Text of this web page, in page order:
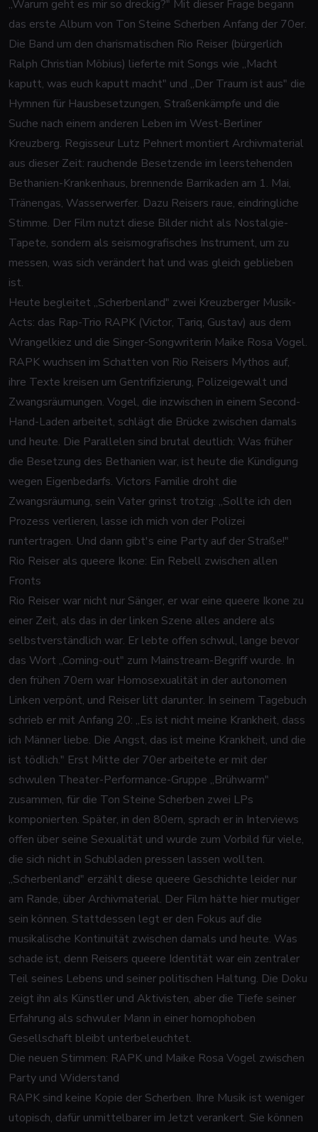
„Warum geht es mir so dreckig?" Mit dieser Frage begann
das erste Album von Ton Steine Scherben Anfang der 70er.
Die Band um den charismatischen Rio Reiser (bürgerlich
Ralph Christian Möbius) lieferte mit Songs wie „Macht
kaputt, was euch kaputt macht" und „Der Traum ist aus" die
Hymnen für Hausbesetzungen, Straßenkämpfe und die
Suche nach einem anderen Leben im West-Berliner
Kreuzberg. Regisseur Lutz Pehnert montiert Archivmaterial
aus dieser Zeit: rauchende Besetzende im leerstehenden
Bethanien-Krankenhaus, brennende Barrikaden am 1. Mai,
Tränengas, Wasserwerfer. Dazu Reisers raue, eindringliche
Stimme. Der Film nutzt diese Bilder nicht als Nostalgie-
Tapete, sondern als seismografisches Instrument, um zu
messen, was sich verändert hat und was gleich geblieben
ist.
Heute begleitet „Scherbenland" zwei Kreuzberger Musik-
Acts: das Rap-Trio RAPK (Victor, Tariq, Gustav) aus dem
Wrangelkiez und die Singer-Songwriterin Maike Rosa Vogel.
RAPK wuchsen im Schatten von Rio Reisers Mythos auf,
ihre Texte kreisen um Gentrifizierung, Polizeigewalt und
Zwangsräumungen. Vogel, die inzwischen in einem Second-
Hand-Laden arbeitet, schlägt die Brücke zwischen damals
und heute. Die Parallelen sind brutal deutlich: Was früher
die Besetzung des Bethanien war, ist heute die Kündigung
wegen Eigenbedarfs. Victors Familie droht die
Zwangsräumung, sein Vater grinst trotzig: „Sollte ich den
Prozess verlieren, lasse ich mich von der Polizei
runtertragen. Und dann gibt's eine Party auf der Straße!"
Rio Reiser als queere Ikone: Ein Rebell zwischen allen
Fronts
Rio Reiser war nicht nur Sänger, er war eine queere Ikone zu
einer Zeit, als das in der linken Szene alles andere als
selbstverständlich war. Er lebte offen schwul, lange bevor
das Wort „Coming-out" zum Mainstream-Begriff wurde. In
den frühen 70ern war Homosexualität in der autonomen
Linken verpönt, und Reiser litt darunter. In seinem Tagebuch
schrieb er mit Anfang 20: „Es ist nicht meine Krankheit, dass
ich Männer liebe. Die Angst, das ist meine Krankheit, und die
ist tödlich." Erst Mitte der 70er arbeitete er mit der
schwulen Theater-Performance-Gruppe „Brühwarm"
zusammen, für die Ton Steine Scherben zwei LPs
komponierten. Später, in den 80ern, sprach er in Interviews
offen über seine Sexualität und wurde zum Vorbild für viele,
die sich nicht in Schubladen pressen lassen wollten.
„Scherbenland" erzählt diese queere Geschichte leider nur
am Rande, über Archivmaterial. Der Film hätte hier mutiger
sein können. Stattdessen legt er den Fokus auf die
musikalische Kontinuität zwischen damals und heute. Was
schade ist, denn Reisers queere Identität war ein zentraler
Teil seines Lebens und seiner politischen Haltung. Die Doku
zeigt ihn als Künstler und Aktivisten, aber die Tiefe seiner
Erfahrung als schwuler Mann in einer homophoben
Gesellschaft bleibt unterbeleuchtet.
Die neuen Stimmen: RAPK und Maike Rosa Vogel zwischen
Party und Widerstand
RAPK sind keine Kopie der Scherben. Ihre Musik ist weniger
utopisch, dafür unmittelbarer im Jetzt verankert. Sie können